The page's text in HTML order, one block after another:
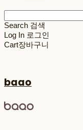
Search 검색
Log In 로그인
Cart장바구니
baao